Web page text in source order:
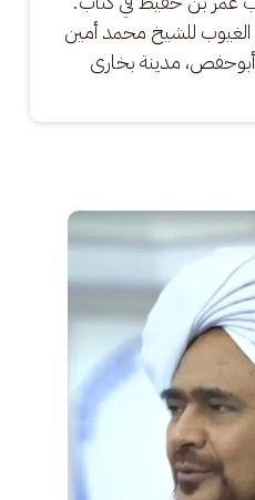
الغيوب للشيخ محمد أمين
أبوحفص، مدينة بخارى